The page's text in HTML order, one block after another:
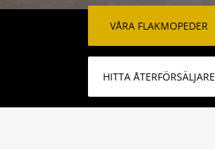
VÅRA FLAKMOPEDER
HITTA ÅTERFÖRSÄLJARE